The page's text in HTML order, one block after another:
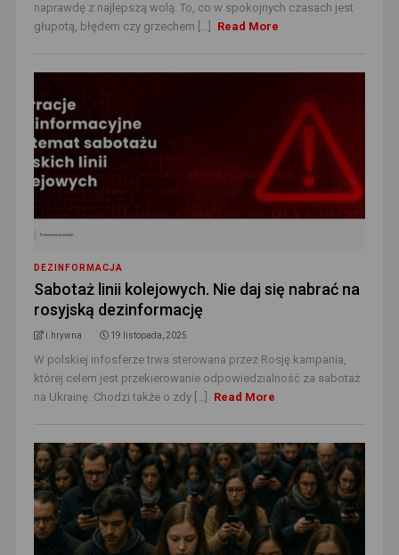
naprawdę z najlepszą wolą. To, co w spokojnych czasach jest
głupotą, błędem czy grzechem [...]
Read More
DEZINFORMACJA
Sabotaż linii kolejowych. Nie daj się nabrać na
rosyjską dezinformację
i.hrywna 19 listopada, 2025
W polskiej infosferze trwa sterowana przez Rosję kampania,
której celem jest przekierowanie odpowiedzialność za sabotaż
na Ukrainę. Chodzi także o zdy [...]
Read More